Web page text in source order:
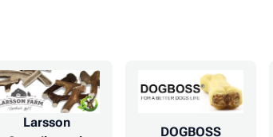
Larsson
DOGBOSS